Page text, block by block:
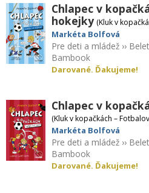
Chlapec v
hokejky (Kluk v
Markéta Bolfová
Pre deti a mládež››
Bambook
Darované. Ďakujeme!
Chlapec v
(Kluk v kopačkách –
Markéta Bolfová
Pre deti a mládež ››
Bambook
Darované. Ďakujeme!